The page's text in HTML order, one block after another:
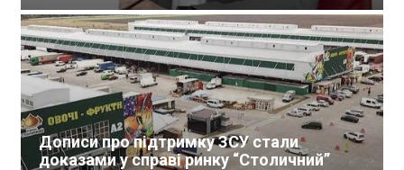
Дописи про підтримку ЗСУ стали
доказами у справі ринку “Столичний”